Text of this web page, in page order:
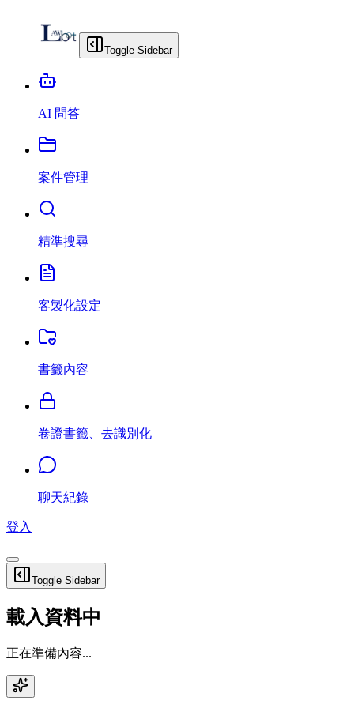
Toggle Sidebar
AI 問答
案件管理
精準搜尋
客製化設定
書籤內容
卷證書籤、去識別化
聊天紀錄
登入
Toggle Sidebar
載入資料中
正在準備內容...